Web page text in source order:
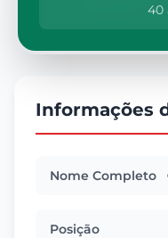
40
Informações
Nome Completo
Posição